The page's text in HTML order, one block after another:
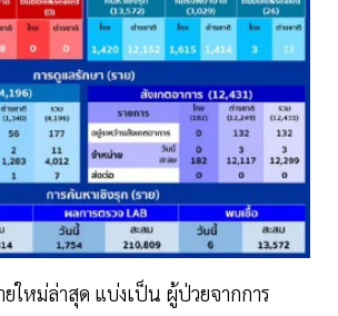
ใหม่ล่าสุด แบ่งเป็น ผู้ป่วยจากการ